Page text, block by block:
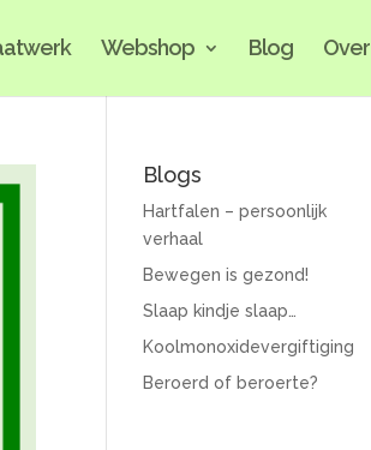
Webshop Blog Over
Blogs
Hartfalen – persoonlijk
verhaal
Bewegen is gezond!
Slaap kindje slaap…
Koolmonoxidevergiftiging
Beroerd of beroerte?